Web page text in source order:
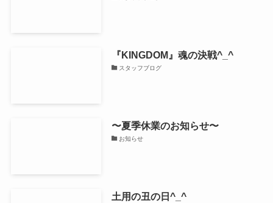
『KINGDOM』魂の決戦^_^
スタッフブログ
〜夏季休業のお知らせ〜
お知らせ
土用の丑の日^_^